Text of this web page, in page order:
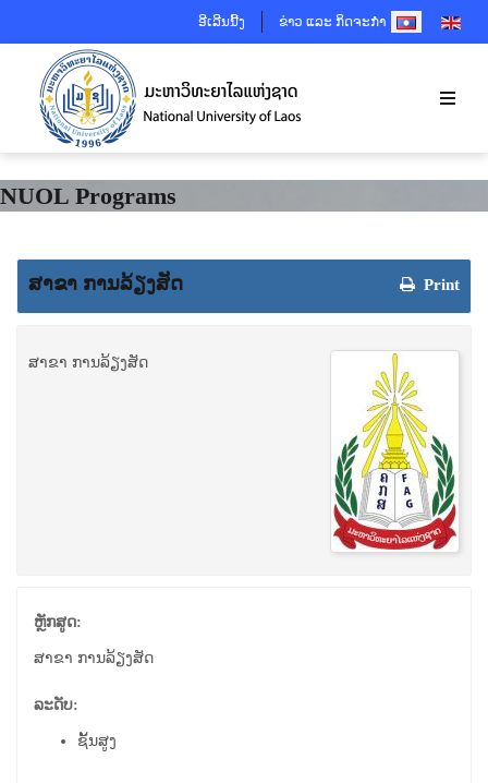
ອີເລີນນີ້ງ ຂ່າວ ແລະ ກິດຈະກຳSELECT YOUR
NUOL Programs
Print
ສາຂາ ການລ້ຽງສັດ
ສາຂາ ການລ້ຽງສັດ
ຫຼັກສູດ:
ສາຂາ ການລ້ຽງສັດ
ລະດັບ:
ຊັ້ນສູງ